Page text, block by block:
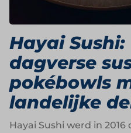
Hayai Sushi:
dagverse
pokébowls
landelijke
Hayai Sushi werd in